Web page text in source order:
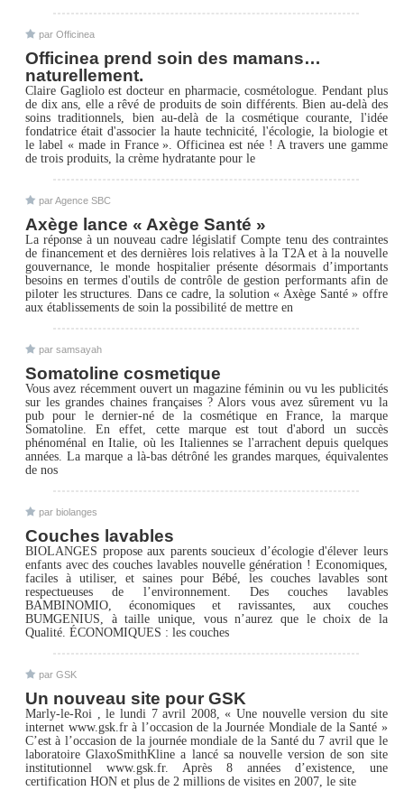
par Officinea
Officinea prend soin des mamans…
naturellement.
Claire Gagliolo est docteur en pharmacie, cosmétologue. Pendant plus
de dix ans, elle a rêvé de produits de soin différents. Bien au-delà des
soins traditionnels, bien au-delà de la cosmétique courante, l'idée
fondatrice était d'associer la haute technicité, l'écologie, la biologie et
le label « made in France ». Officinea est née ! A travers une gamme
de trois produits, la crème hydratante pour le
par Agence SBC
Axège lance « Axège Santé »
La réponse à un nouveau cadre législatif Compte tenu des contraintes
de financement et des dernières lois relatives à la T2A et à la nouvelle
gouvernance, le monde hospitalier présente désormais d’importants
besoins en termes d'outils de contrôle de gestion performants afin de
piloter les structures. Dans ce cadre, la solution « Axège Santé » offre
aux établissements de soin la possibilité de mettre en
par samsayah
Somatoline cosmetique
Vous avez récemment ouvert un magazine féminin ou vu les publicités
sur les grandes chaines françaises ? Alors vous avez sûrement vu la
pub pour le dernier-né de la cosmétique en France, la marque
Somatoline. En effet, cette marque est tout d'abord un succès
phénoménal en Italie, où les Italiennes se l'arrachent depuis quelques
années. La marque a là-bas détrôné les grandes marques, équivalentes
de nos
par biolanges
Couches lavables
BIOLANGES propose aux parents soucieux d’écologie d'élever leurs
enfants avec des couches lavables nouvelle génération ! Economiques,
faciles à utiliser, et saines pour Bébé, les couches lavables sont
respectueuses de l’environnement. Des couches lavables
BAMBINOMIO, économiques et ravissantes, aux couches
BUMGENIUS, à taille unique, vous n’aurez que le choix de la
Qualité. ÉCONOMIQUES : les couches
par GSK
Un nouveau site pour GSK
Marly-le-Roi , le lundi 7 avril 2008, « Une nouvelle version du site
internet www.gsk.fr à l’occasion de la Journée Mondiale de la Santé »
C’est à l’occasion de la journée mondiale de la Santé du 7 avril que le
laboratoire GlaxoSmithKline a lancé sa nouvelle version de son site
institutionnel www.gsk.fr. Après 8 années d’existence, une
certification HON et plus de 2 millions de visites en 2007, le site